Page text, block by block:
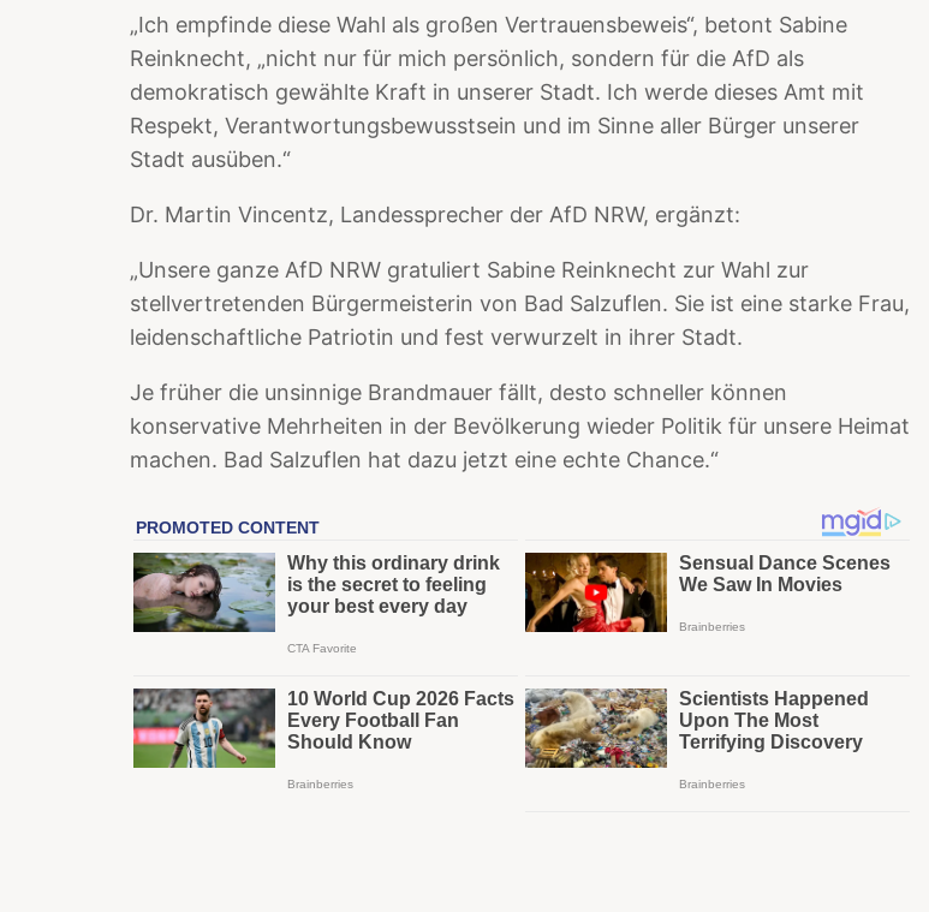
„Ich empfinde diese Wahl als großen Vertrauensbeweis“, betont Sabine
Reinknecht, „nicht nur für mich persönlich, sondern für die AfD als
demokratisch gewählte Kraft in unserer Stadt. Ich werde dieses Amt mit
Respekt, Verantwortungsbewusstsein und im Sinne aller Bürger unserer
Stadt ausüben.“
Dr. Martin Vincentz, Landessprecher der AfD NRW, ergänzt:
„Unsere ganze AfD NRW gratuliert Sabine Reinknecht zur Wahl zur
stellvertretenden Bürgermeisterin von Bad Salzuflen. Sie ist eine starke Frau,
leidenschaftliche Patriotin und fest verwurzelt in ihrer Stadt.
Je früher die unsinnige Brandmauer fällt, desto schneller können
konservative Mehrheiten in der Bevölkerung wieder Politik für unsere Heimat
machen. Bad Salzuflen hat dazu jetzt eine echte Chance.“